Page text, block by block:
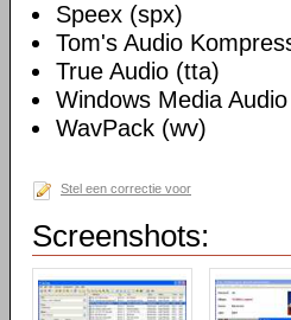
Speex (spx)
Tom's Audio
True Audio (tta)
Windows Media
WavPack (wv)
Stel een correctie voor
Screenshots: